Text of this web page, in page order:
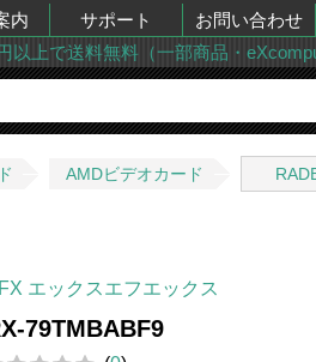
内 サポート お問い合わせ
以上で送料無料（一部商品・
AMDビデオカード
エックスエフエックス
79TMBABF9